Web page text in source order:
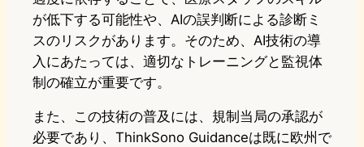
が低下する可能性や、AIの誤判断による診断ミ
スのリスクがあります。そのため、AI技術の導
入にあたっては、適切なトレーニングと監視体
制の確立が重要です。
また、この技術の普及には、規制当局の承認が
必要であり、ThinkSono Guidanceは既に欧州で